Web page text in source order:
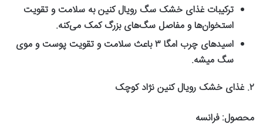
ترکیبات غذای خشک سگ رویال کنین به سلامت و تقویت
استخوان‌ها و مفاصل سگ‌های بزرگ کمک می‌کنه.
اسیدهای چرب امگا۳باعث سلامت و تقویت پوست و موی
سگ میشه.
۲.غذای خشک رویال کنین نژاد کوچک
محصول:فرانسه